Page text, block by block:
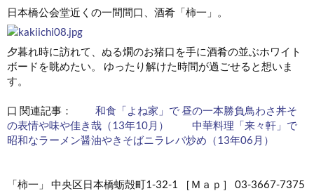
日本橋公会堂近くの一間間口、酒肴「柿一」。
夕暮れ時に訪れて、ぬる燗のお猪口を手に酒肴の並ぶホワイト
ボードを眺めたい。 ゆったり解けた時間が過ごせると想いま
す。
口 関連記事： 和食「よね家」で 昼の一本勝負鳥わさ丼そ
の表情や味や佳き哉（13年10月）
中華料理「来々軒」で
昭和なラーメン醤油やきそばニラレバ炒め（13年06月）
「柿一」 中央区日本橋蛎殻町1-32-1 ［Ｍａｐ］ 03-3667-7375